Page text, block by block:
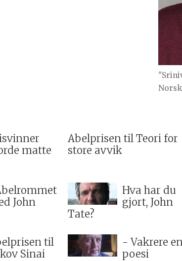
matte
Abelprisen til Teori for
store avvik
John
Hva har du
gjort, John
Tate?
til
Sinai
- Vakrere
poesi